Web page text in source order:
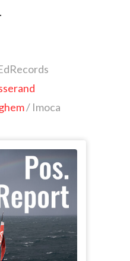
/ Imoca